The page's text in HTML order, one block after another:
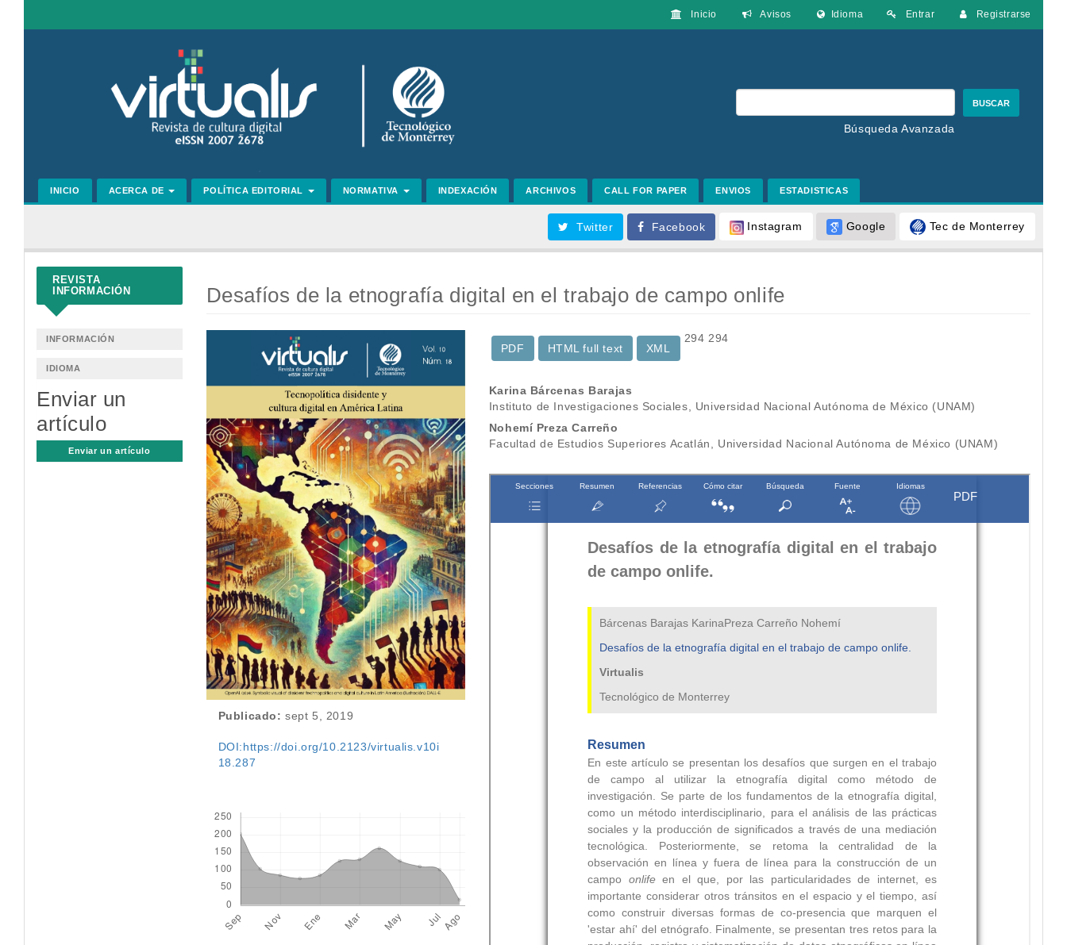
Entrar Registrarse
Inicio Avisos Idioma
BUSCAR
Búsqueda Avanzada
INICIO ACERCA DE POLÍTICA EDITORIAL NORMATIVA INDEXACIÓN ARCHIVOS CALL FOR PAPER ENVIOS ESTADISTICAS
Twitter Facebook Instagram Google Tec de Monterrey
REVISTA
INFORMACIÓN
INFORMACIÓN
IDIOMA
Enviar un
artículo
Enviar un artículo
Desafíos de la etnografía digital en el trabajo de campo onlife
lateral
del
artículo
Publicado: sept 5, 2019
DOI:https://doi.org/10.2123/virtualis.v10i
18.287
294
PDF
294
HTML full text
XML
Contenido
principal
del
artículo
Karina Bárcenas Barajas
Instituto de Investigaciones Sociales, Universidad Nacional Autónoma de México (UNAM)
Nohemí Preza Carreño
Facultad de Estudios Superiores Acatlán, Universidad Nacional Autónoma de México (UNAM)